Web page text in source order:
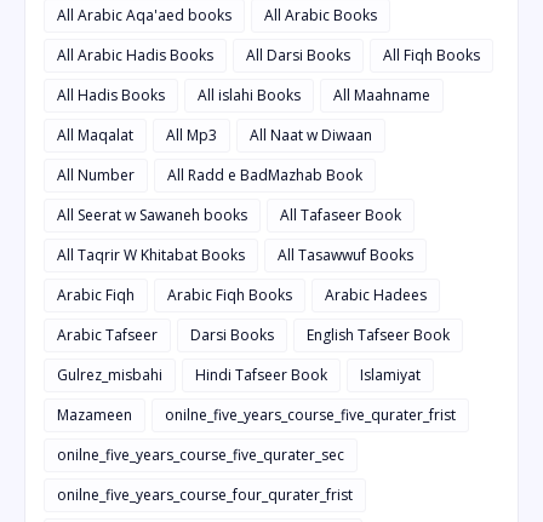
All Arabic Aqa'aed books
All Arabic Books
All Arabic Hadis Books
All Darsi Books
All Fiqh Books
All Hadis Books
All islahi Books
All Maahname
All Maqalat
All Mp3
All Naat w Diwaan
All Number
All Radd e BadMazhab Book
All Seerat w Sawaneh books
All Tafaseer Book
All Taqrir W Khitabat Books
All Tasawwuf Books
Arabic Fiqh
Arabic Fiqh Books
Arabic Hadees
Arabic Tafseer
Darsi Books
English Tafseer Book
Gulrez_misbahi
Hindi Tafseer Book
Islamiyat
Mazameen
onilne_five_years_course_five_qurater_frist
onilne_five_years_course_five_qurater_sec
onilne_five_years_course_four_qurater_frist